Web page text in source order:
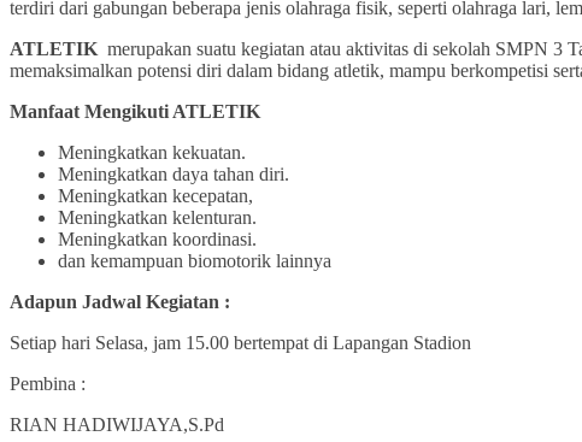
terdiri dari gabungan beberapa jenis olahraga fisik, seperti olahraga lari,
ATLETIKmerupakan suatu kegiatan atau aktivitas di sekolah SMPN 3
memaksimalkan potensi diri dalam bidang atletik, mampu berkompetisi
Manfaat Mengikuti ATLETIK
Meningkatkan kekuatan.
Meningkatkan daya tahan diri.
Meningkatkan kecepatan,
Meningkatkan kelenturan.
Meningkatkan koordinasi.
dan kemampuan biomotorik lainnya
Adapun Jadwal Kegiatan :
Setiap hari Selasa, jam 15.00 bertempat di Lapangan Stadion
Pembina :
RIAN HADIWIJAYA,S.Pd